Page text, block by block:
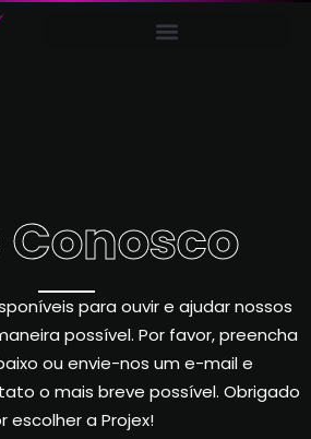
Conosco
para ouvir e ajudar nossos
possível. Por favor, preencha
ou envie-nos um e-mail e
o mais breve possível. Obrigado
escolher a Projex!